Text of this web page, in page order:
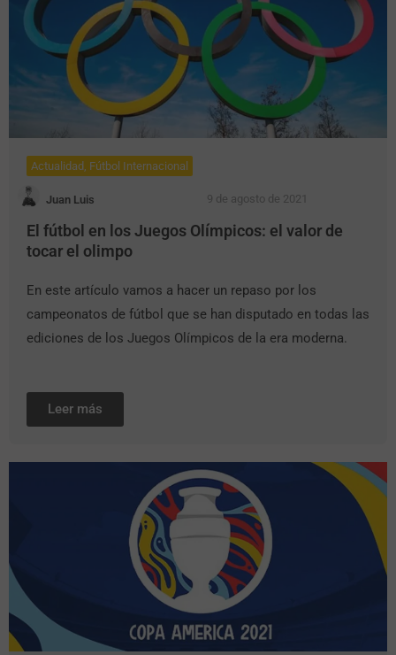
Actualidad , Fútbol Internacional
Juan Luis 9 de agosto de 2021
El fútbol en los Juegos Olímpicos: el valor de
tocar el olimpo
En este artículo vamos a hacer un repaso por los
campeonatos de fútbol que se han disputado en todas las
ediciones de los Juegos Olímpicos de la era moderna.
Leer más